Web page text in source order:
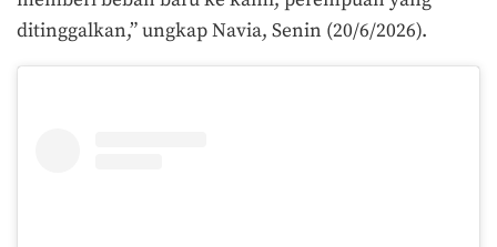
ditinggalkan,” ungkap Navia, Senin (20/6/2026).